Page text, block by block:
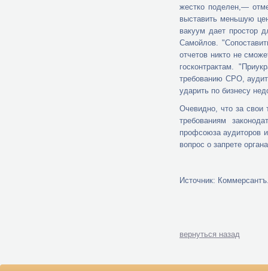
жестко поделен,—
выставить меньшую
вакуум дает простор
Самойлов.
отчетов никто не
госконтрактам.
требованию СРО,
ударить по бизнесу
Очевидно, что за свои
требованиям
профсоюза аудиторов
вопрос о запрете
Источник:
вернуться назад